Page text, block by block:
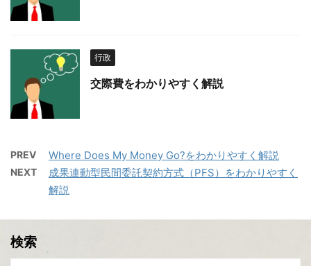
行政
交際費をわかりやすく解説
PREV Where Does My Money Go?をわかりやすく解説
NEXT
成果連動型民間委託契約方式（PFS）をわかりやすく
解説
検索